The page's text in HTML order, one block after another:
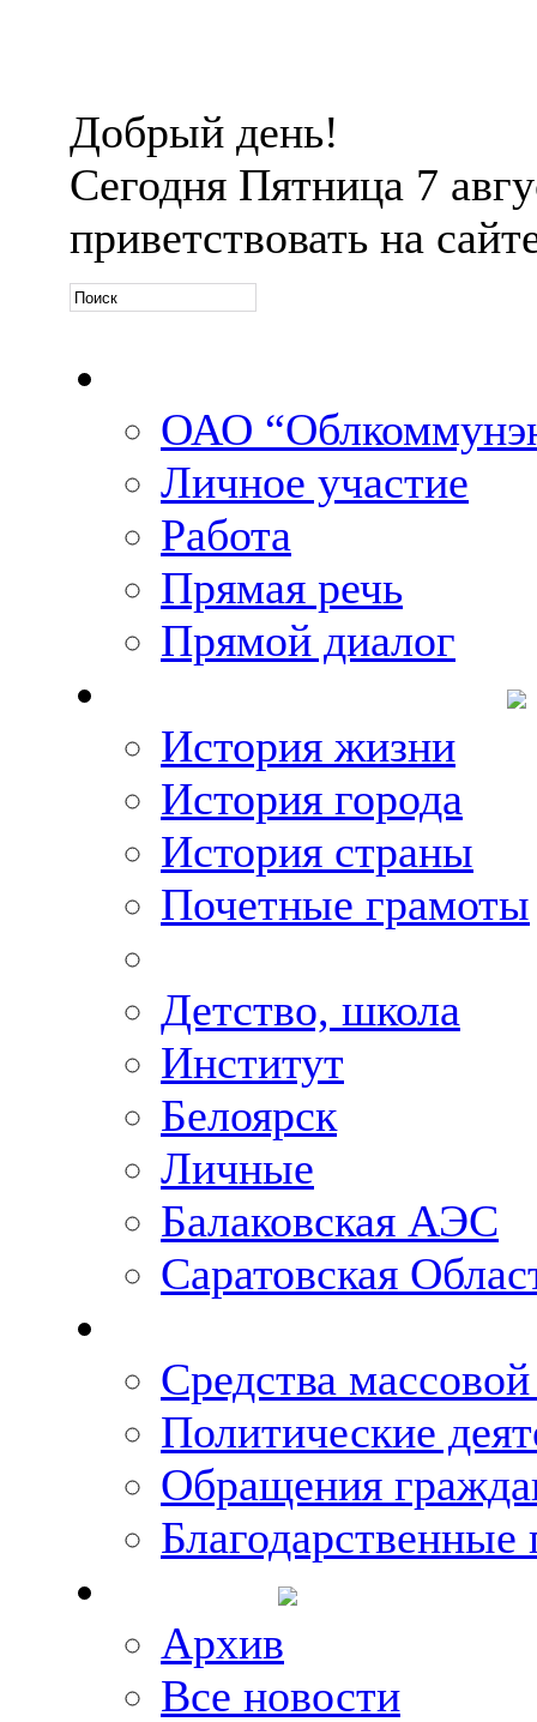
Добрый день!
Сегодня Пятница 7
приветствовать на
ОАО
Личное участие
Работа
Прямая речь
Прямой диалог
История жизни
История города
История страны
Почетные грамоты
Детство, школа
Институт
Белоярск
Личные
Балаковская АЭС
Саратовская
Средства
Политические
Обращения
Благодарственные
Архив
Все новости